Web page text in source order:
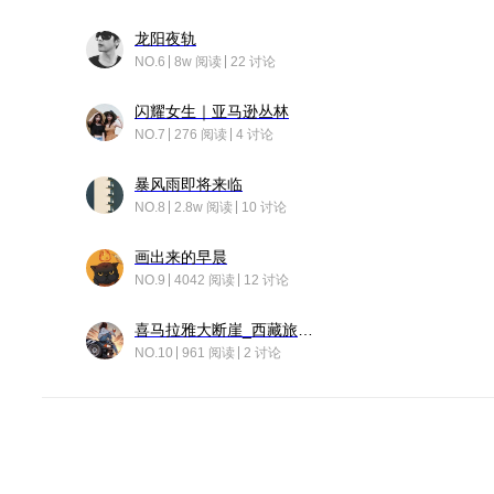
龙阳夜轨
NO.6 8w 阅读 22 讨论
闪耀女生｜亚马逊丛林
NO.7 276 阅读 4 讨论
暴风雨即将来临
NO.8 2.8w 阅读 10 讨论
画出来的早晨
NO.9 4042 阅读 12 讨论
NO.10 961 阅读 2 讨论